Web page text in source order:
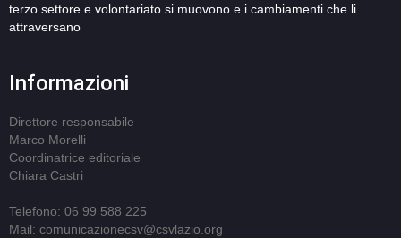
terzo settore e volontariato si muovono e i cambiamenti che li
attraversano
Informazioni
Direttore responsabile
Marco Morelli
Coordinatrice editoriale
Chiara Castri
Telefono: 06 99 588 225
Mail: comunicazionecsv@csvlazio.org